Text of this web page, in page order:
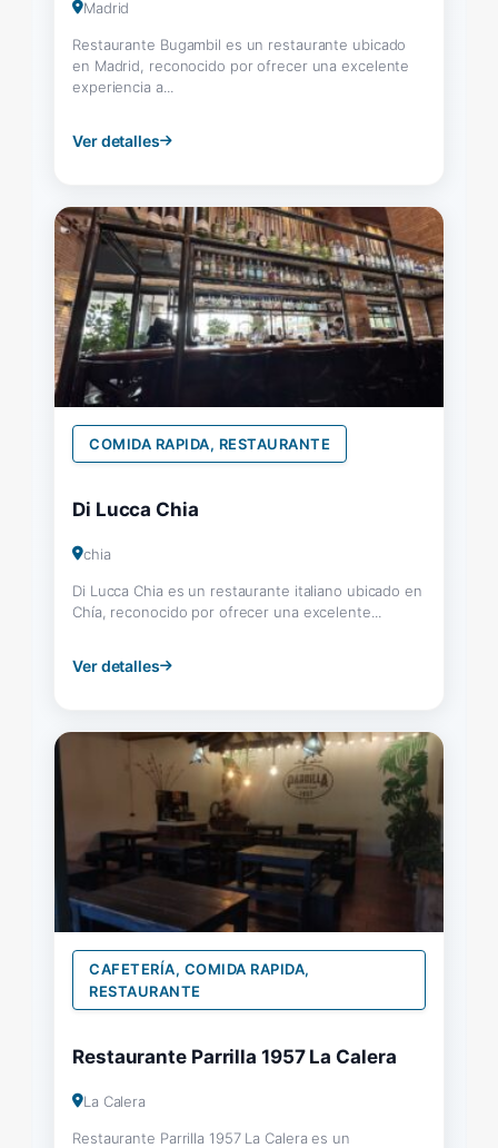
Madrid
Restaurante Bugambil es un restaurante ubicado
en Madrid, reconocido por ofrecer una excelente
experiencia a...
Ver detalles
COMIDA RAPIDA, RESTAURANTE
Di Lucca Chia
chia
Di Lucca Chia es un restaurante italiano ubicado en
Chía, reconocido por ofrecer una excelente...
Ver detalles
CAFETERÍA, COMIDA RAPIDA,
RESTAURANTE
Restaurante Parrilla 1957 La Calera
La Calera
Restaurante Parrilla 1957 La Calera es un